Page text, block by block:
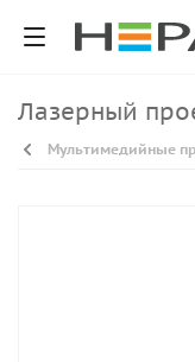
Лазерный
Мультимедийные